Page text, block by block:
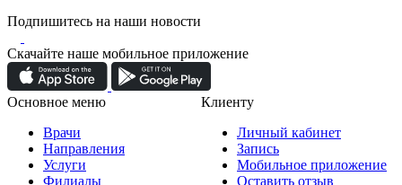
Подпишитесь на наши новости
Скачайте наше мобильное приложение
Основное меню
Врачи
Направления
Услуги
Филиалы
Клиенту
Личный кабинет
Запись
Мобильное приложение
Оставить отзыв